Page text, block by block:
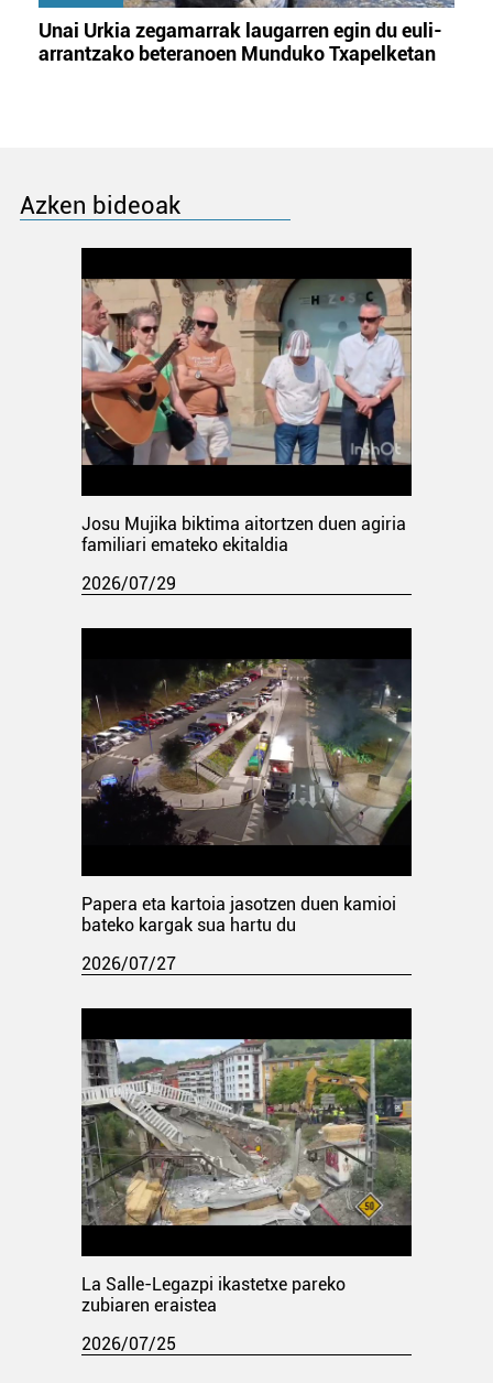
Unai Urkia zegamarrak laugarren egin du euli-
arrantzako beteranoen Munduko Txapelketan
Azken bideoak
Josu Mujika biktima aitortzen duen agiria
familiari emateko ekitaldia
2026/07/29
Papera eta kartoia jasotzen duen kamioi
bateko kargak sua hartu du
2026/07/27
La Salle-Legazpi ikastetxe pareko
zubiaren eraistea
2026/07/25